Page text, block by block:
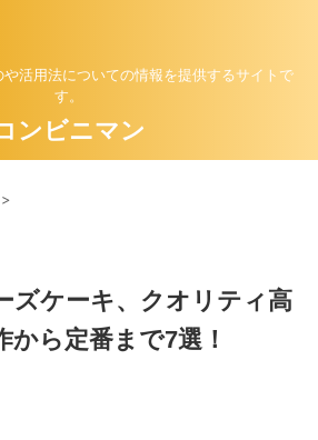
活用法についての情報を提供するサイトで
す。
ンビニマン
>
ズケーキ、クオリティ高
から定番まで7選！